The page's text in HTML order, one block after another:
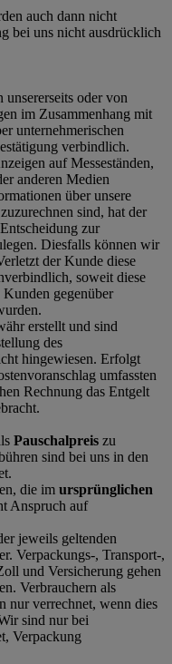
auch dann nicht
bei uns nicht ausdrücklich
oder von
im Zusammenhang mit
unternehmerischen
verbindlich.
auf Messeständen,
anderen Medien
über unsere
sind, hat der
zur
Diesfalls können wir
der Kunde diese
soweit diese
gegenüber
erstellt und sind
des
hingewiesen. Erfolgt
umfassten
Rechnung das Entgelt
Pauschalpreis zu
sind bei uns in den
die im ursprünglichen
Anspruch auf
jeweils geltenden
Verpackungs-, Transport-,
und Versicherung gehen
Verbrauchern als
nur verrechnet, wenn dies
sind nur bei
Verpackung